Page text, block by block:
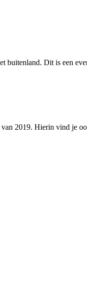
Dit is een
2019. Hierin vind je